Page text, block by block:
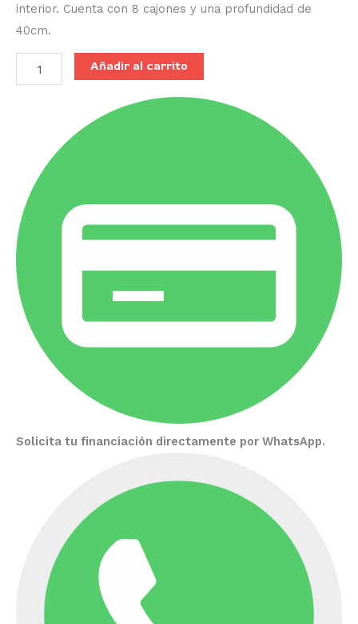
interior. Cuenta con 8 cajones y una profundidad de
40cm.
Añadir al carrito
Solicita tu financiación directamente por WhatsApp.